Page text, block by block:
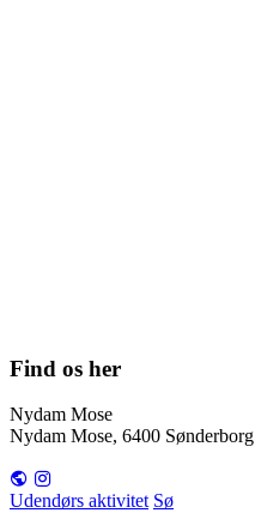
Find os her
Nydam Mose
Nydam Mose, 6400 Sønderborg
Udendørs aktivitet Sø